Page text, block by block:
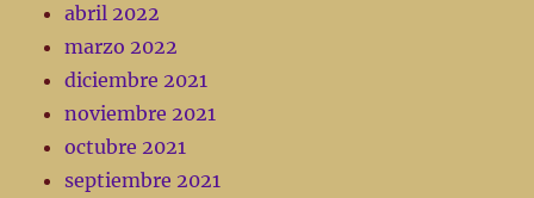
abril 2022
marzo 2022
diciembre 2021
noviembre 2021
octubre 2021
septiembre 2021